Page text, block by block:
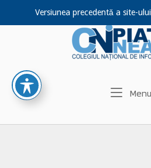
Versiunea precedentă a site-
Home
Menu